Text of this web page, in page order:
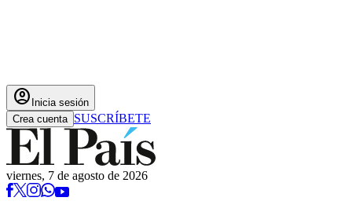
account_circle Inicia sesión
Crea cuenta SUSCRÍBETE
viernes, 7 de agosto de 2026